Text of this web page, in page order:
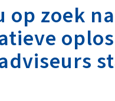
op zoek